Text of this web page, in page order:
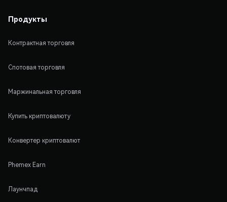
Продукты
Контрактная торговля
Спотовая торговля
Маржинальная торговля
Купить криптовалюту
Конвертер криптовалют
Phemex Earn
Лаунчпад